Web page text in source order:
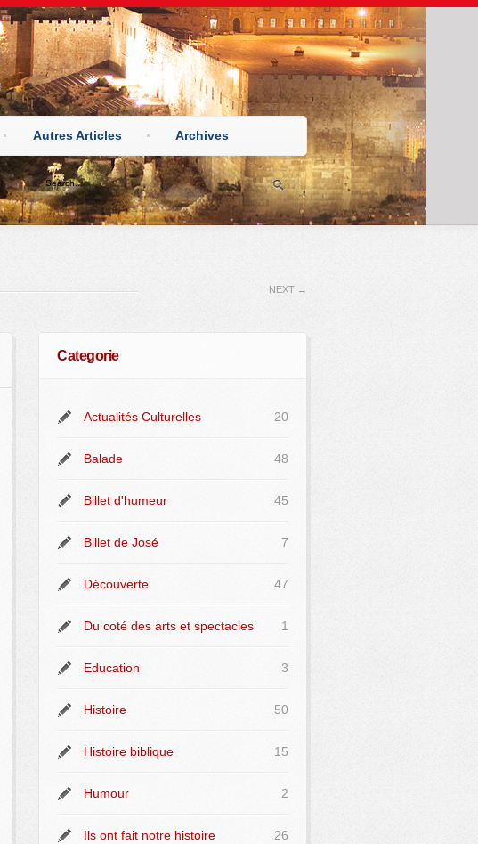
Autres Articles Archives
NEXT →
Categorie
Actualités Culturelles 20
Balade 48
Billet d'humeur 45
Billet de José 7
Découverte 47
Du coté des arts et spectacles 1
Education 3
Histoire 50
Histoire biblique 15
Humour 2
Ils ont fait notre histoire 26